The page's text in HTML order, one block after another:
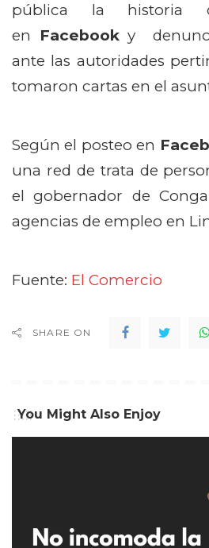
pública la historia
en Facebooky
ante las autoridades
tomaron cartas en el
Según el posteo en
una red de trata de
el gobernador de
agencias de empleo en
Fuente: El Comercio
SHARE ON
You Might Also Enjoy